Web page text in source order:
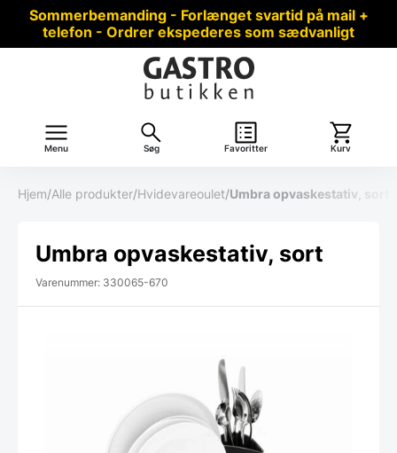
Sommerbemanding - Forlænget svartid på mail +
telefon - Ordrer ekspederes som sædvanligt
Menu Søg Favoritter Kurv
Hjem/Alle produkter/Hvidevareoulet/Umbra opvaskestativ, sort
Umbra opvaskestativ, sort
Varenummer: 330065-670